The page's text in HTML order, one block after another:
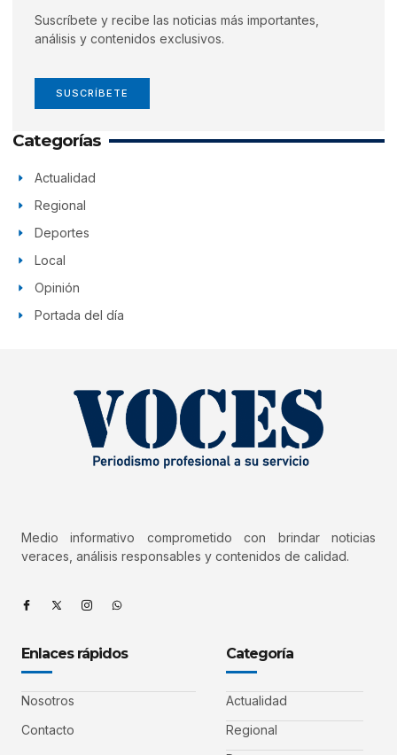
Suscríbete y recibe las noticias más importantes,
análisis y contenidos exclusivos.
SUSCRÍBETE
Categorías
Actualidad
Regional
Deportes
Local
Opinión
Portada del día
Medio informativo comprometido con brindar noticias
veraces, análisis responsables y contenidos de calidad.
Enlaces rápidos
Nosotros
Contacto
Categoría
Actualidad
Regional